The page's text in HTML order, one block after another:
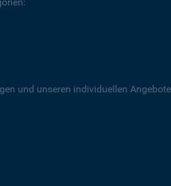
und unseren individuellen